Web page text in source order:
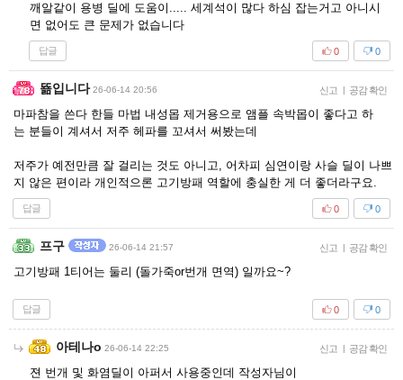
깨알같이 용병 딜에 도움이..... 세계석이 많다 하심 잡는거고 아니시
면 없어도 큰 문제가 없습니다
답글 0
0
뚊입니다 26-06-14 20:56 신고 | 공감 확인
마파참을 쓴다 한들 마법 내성몹 제거용으로 앰플 속박몹이 좋다고 하
는 분들이 계셔서 저주 헤파를 꼬셔서 써봤는데
저주가 예전만큼 잘 걸리는 것도 아니고, 어차피 심연이랑 사슬 딜이 나쁘
지 않은 편이라 개인적으론 고기방패 역할에 충실한 게 더 좋더라구요.
답글 0
0
프구 26-06-14 21:57 신고 | 공감 확인
고기방패 1티어는 둘리 (돌가죽or번개 면역) 일까요~?
답글 0
0
아테나o 26-06-14 22:25 신고 | 공감 확인
젼 번개 및 화염딜이 아퍼서 사용중인데 작성자님이